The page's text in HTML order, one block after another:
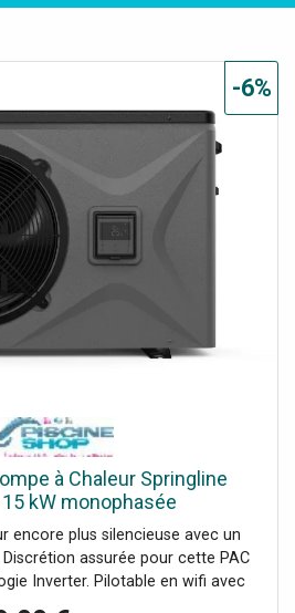
à Chaleur Springline
kW monophasée
encore plus silencieuse avec un
assurée pour cette PAC
Inverter. Pilotable en wifi avec
-6%